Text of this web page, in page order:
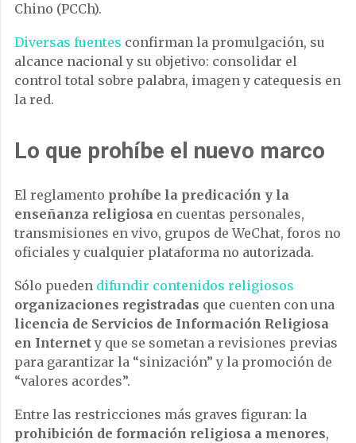
Chino (PCCh).
Diversas fuentes confirman la promulgación, su
alcance nacional y su objetivo: consolidar el
control total sobre palabra, imagen y catequesis en
la red.
Lo que prohíbe el nuevo marco
El reglamento prohíbe la predicación y la
enseñanza religiosa en cuentas personales,
transmisiones en vivo, grupos de WeChat, foros no
oficiales y cualquier plataforma no autorizada.
Sólo pueden difundir contenidos religiosos
organizaciones registradas que cuenten con una
licencia de Servicios de Información Religiosa
en Internety que se sometan a revisiones previas
para garantizar la “sinización” y la promoción de
“valores acordes”.
Entre las restricciones más graves figuran: la
prohibición de formación religiosa a menores,